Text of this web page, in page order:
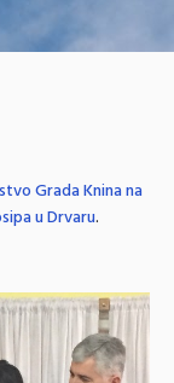
Grada Knina na
u Drvaru.